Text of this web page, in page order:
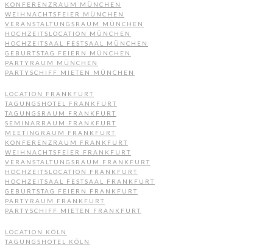
KONFERENZRAUM MÜNCHEN
WEIHNACHTSFEIER MÜNCHEN
VERANSTALTUNGSRAUM MÜNCHEN
HOCHZEITSLOCATION MÜNCHEN
HOCHZEITSAAL FESTSAAL MÜNCHEN
GEBURTSTAG FEIERN MÜNCHEN
PARTYRAUM MÜNCHEN
PARTYSCHIFF MIETEN MÜNCHEN
LOCATION FRANKFURT
TAGUNGSHOTEL FRANKFURT
TAGUNGSRAUM FRANKFURT
SEMINARRAUM FRANKFURT
MEETINGRAUM FRANKFURT
KONFERENZRAUM FRANKFURT
WEIHNACHTSFEIER FRANKFURT
VERANSTALTUNGSRAUM FRANKFURT
HOCHZEITSLOCATION FRANKFURT
HOCHZEITSAAL FESTSAAL FRANKFURT
GEBURTSTAG FEIERN FRANKFURT
PARTYRAUM FRANKFURT
PARTYSCHIFF MIETEN FRANKFURT
LOCATION KÖLN
TAGUNGSHOTEL KÖLN